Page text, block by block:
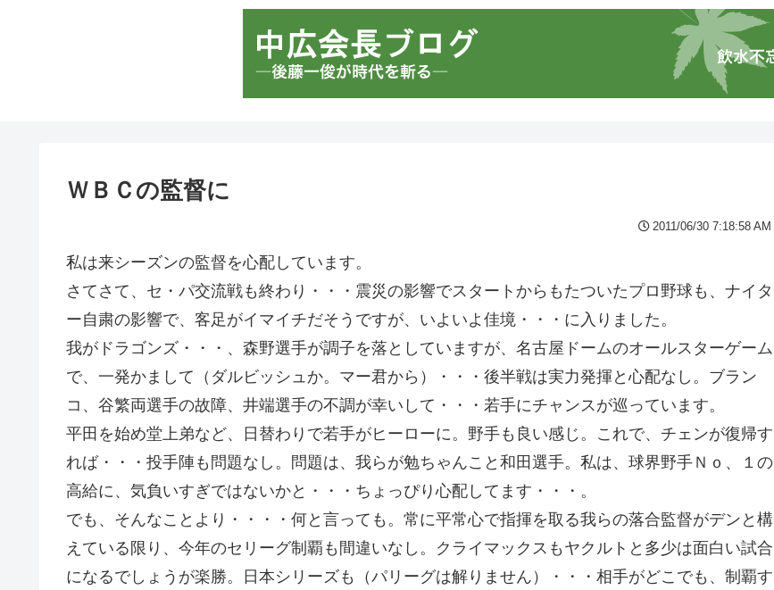
ＷＢＣの監督に
2011/06/30 7:18:58 AM
私は来シーズンの監督を心配しています。
さてさて、セ・パ交流戦も終わり・・・震災の影響でスタートからもたついたプロ野球も、ナイタ
ー自粛の影響で、客足がイマイチだそうですが、いよいよ佳境・・・に入りました。
我がドラゴンズ・・・、森野選手が調子を落としていますが、名古屋ドームのオールスターゲーム
で、一発かまして（ダルビッシュか。マー君から）・・・後半戦は実力発揮と心配なし。ブラン
コ、谷繁両選手の故障、井端選手の不調が幸いして・・・若手にチャンスが巡っています。
平田を始め堂上弟など、日替わりで若手がヒーローに。野手も良い感じ。これで、チェンが復帰す
れば・・・投手陣も問題なし。問題は、我らが勉ちゃんこと和田選手。私は、球界野手Ｎｏ、１の
高給に、気負いすぎではないかと・・・ちょっぴり心配してます・・・。
でも、そんなことより・・・・何と言っても。常に平常心で指揮を取る我らの落合監督がデンと構
えている限り、今年のセリーグ制覇も間違いなし。クライマックスもヤクルトと多少は面白い試合
になるでしょうが楽勝。日本シリーズも（パリーグは解りません）・・・相手がどこでも、制覇す